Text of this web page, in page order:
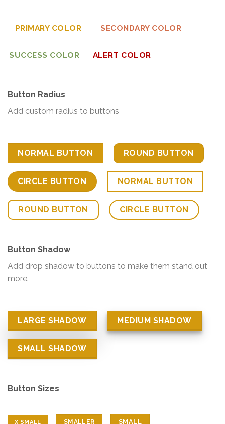
PRIMARY COLOR SECONDARY COLOR
SUCCESS COLOR ALERT COLOR
Button Radius
Add custom radius to buttons
NORMAL BUTTON ROUND BUTTON
CIRCLE BUTTON NORMAL BUTTON
ROUND BUTTON CIRCLE BUTTON
Button Shadow
Add drop shadow to buttons to make them stand out
more.
LARGE SHADOW MEDIUM SHADOW
SMALL SHADOW
Button Sizes
X SMALL SMALLER SMALL